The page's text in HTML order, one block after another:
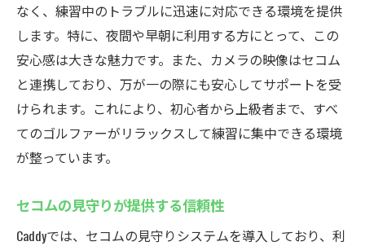
なく、練習中のトラブルに迅速に対応できる環境を提供
します。特に、夜間や早朝に利用する方にとって、この
安心感は大きな魅力です。また、カメラの映像はセコム
と連携しており、万が一の際にも安心してサポートを受
けられます。これにより、初心者から上級者まで、すべ
てのゴルファーがリラックスして練習に集中できる環境
が整っています。
セコムの見守りが提供する信頼性
Caddyでは、セコムの見守りシステムを導入しており、利